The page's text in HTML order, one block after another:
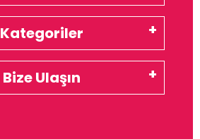
Kategoriler
Bize Ulaşın